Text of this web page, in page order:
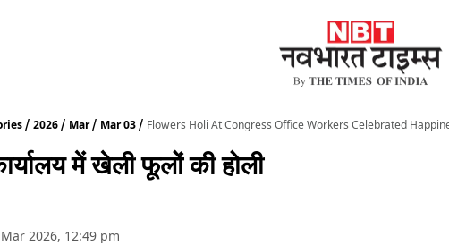
2026 Mar Mar 03 Flowers Holi At Congress Office Workers Celebrated
में खेली फूलों की होली
2026, 12:49 pm